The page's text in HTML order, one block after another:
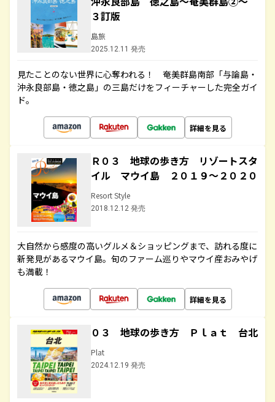
３訂版
島旅
2025.12.11 発売
見たことのない世界に心奪われる！ 奄美群島南部「与論島・
沖永良部島・徳之島」の三島だけをフィーチャーした完全ガイ
ド。
詳細を見る
Ｒ０３ 地球の歩き方 リゾートスタ
イル マウイ島 ２０１９～２０２０
Resort Style
2018.12.12 発売
大自然から感度の高いグルメ＆ショッピングまで、訪れる度に
新発見があるマウイ島。旬のファーム巡りやマウイ産おみやげ
も満載！
詳細を見る
０３ 地球の歩き方 Ｐｌａｔ 台北
Plat
2024.12.19 発売